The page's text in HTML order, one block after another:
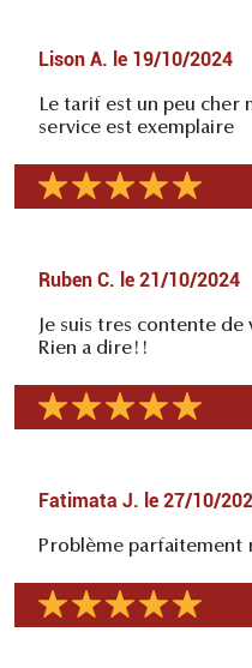
Lison A. le 19/10/2024
Le tarif est un peu cher
service est exemplaire
Ruben C. le 21/10/2024
Je suis tres contente
Rien a dire!!
Fatimata J. le 27/10/
Problème parfaitement